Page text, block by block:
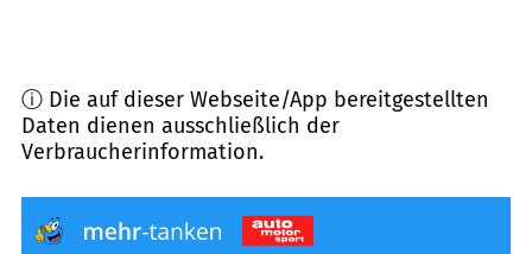
ⓘ Die auf dieser Webseite/App bereitgestellten
Daten dienen ausschließlich der
Verbraucherinformation.